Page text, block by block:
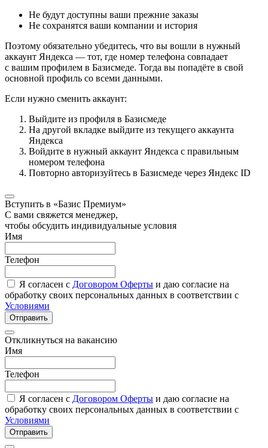
Не будут доступны ваши прежние заказы
Не сохранятся ваши компании и история
Поэтому обязательно убедитесь, что вы вошли в нужный
аккаунт Яндекса — тот, где номер телефона совпадает
с вашим профилем в Базисмеде. Тогда вы попадёте в свой
основной профиль со всеми данными.
Если нужно сменить аккаунт:
Выйдите из профиля в Базисмеде
На другой вкладке выйдите из текущего аккаунта
Яндекса
Войдите в нужный аккаунт Яндекса с правильным
номером телефона
Повторно авторизуйтесь в Базисмеде через Яндекс ID
Вступить в «Базис Премиум»
С вами свяжется менеджер,
чтобы обсудить индивидуальные условия
Имя
Телефон
Я согласен с Договором Оферты и даю согласие на
обработку своих персональных данных в соответствии с
Условиями
Отправить
Откликнуться на вакансию
Имя
Телефон
Я согласен с Договором Оферты и даю согласие на
обработку своих персональных данных в соответствии с
Условиями
Отправить